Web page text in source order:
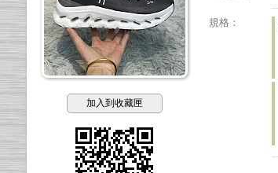
加入到收藏匣
規格 ：